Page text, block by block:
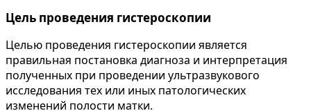
Цель проведения гистероскопии
Целью проведения гистероскопии является
правильная постановка диагноза и интерпретация
полученных при проведении ультразвукового
исследования тех или иных патологических
изменений полости матки.